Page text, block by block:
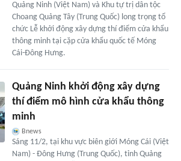
Quảng Ninh (Việt Nam) và Khu tự trị dân tộc
Choang Quảng Tây (Trung Quốc) long trọng tổ
chức Lễ khởi động xây dựng thí điểm cửa khẩu
thông minh tại cặp cửa khẩu quốc tế Móng
Cái-Đông Hưng.
Quảng Ninh khởi động xây dựng
thí điểm mô hình cửa khẩu thông
minh
Bnews
Sáng 11/2, tại khu vực biên giới Móng Cái (Việt
Nam) - Đông Hưng (Trung Quốc), tỉnh Quảng